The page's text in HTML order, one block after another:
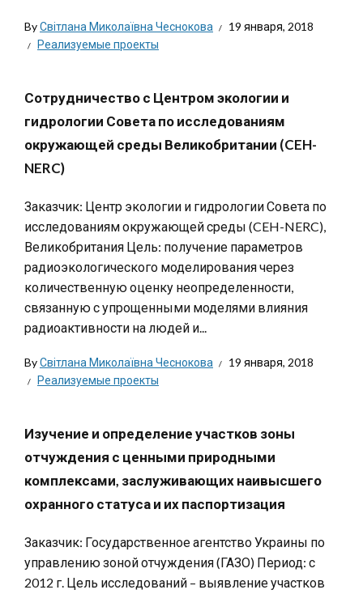
ByСвітлана Миколаївна Чеснокова
19 января, 2018
Реализуемые проекты
Сотрудничество с Центром экологии и
гидрологии Совета по исследованиям
окружающей среды Великобритании (CEH-
NERC)
Заказчик: Центр экологии и гидрологии Совета по
исследованиям окружающей среды (CEH-NERC),
Великобритания Цель: получение параметров
радиоэкологического моделирования через
количественную оценку неопределенности,
связанную с упрощенными моделями влияния
радиоактивности на людей и...
ByСвітлана Миколаївна Чеснокова
19 января, 2018
Реализуемые проекты
Изучение и определение участков зоны
отчуждения с ценными природными
комплексами, заслуживающих наивысшего
охранного статуса и их паспортизация
Заказчик: Государственное агентство Украины по
управлению зоной отчуждения (ГАЗО) Период: с
2012 г. Цель исследований – выявление участков